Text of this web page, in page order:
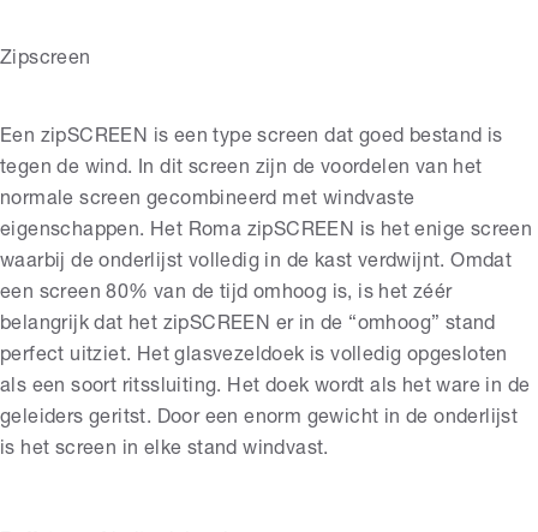
Zipscreen
Een zipSCREEN is een type screen dat goed bestand is
tegen de wind. In dit screen zijn de voordelen van het
normale screen gecombineerd met windvaste
eigenschappen. Het Roma zipSCREEN is het enige screen
waarbij de onderlijst volledig in de kast verdwijnt. Omdat
een screen 80% van de tijd omhoog is, is het zéér
belangrijk dat het zipSCREEN er in de “omhoog” stand
perfect uitziet. Het glasvezeldoek is volledig opgesloten
als een soort ritssluiting. Het doek wordt als het ware in de
geleiders geritst. Door een enorm gewicht in de onderlijst
is het screen in elke stand windvast.